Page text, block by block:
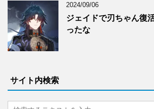
2024/09/06
ジェイドで刃ちゃん復
ったな
サイト内検索